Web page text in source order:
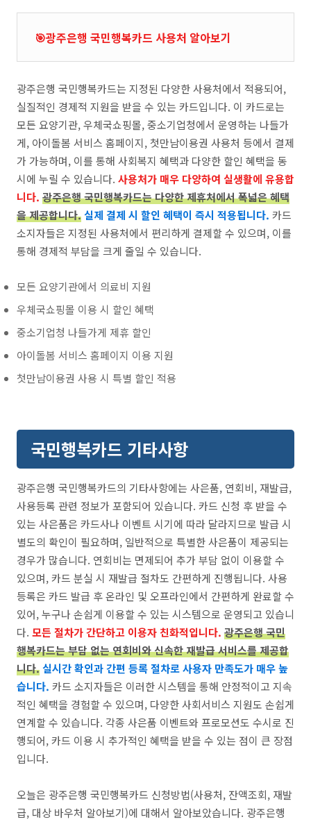
🎯광주은행 국민행복카드 사용처 알아보기
광주은행 국민행복카드는 지정된 다양한 사용처에서 적용되어,
실질적인 경제적 지원을 받을 수 있는 카드입니다. 이 카드로는
모든 요양기관, 우체국쇼핑몰, 중소기업청에서 운영하는 나들가
게, 아이돌봄 서비스 홈페이지, 첫만남이용권 사용처 등에서 결제
가 가능하며, 이를 통해 사회복지 혜택과 다양한 할인 혜택을 동
시에 누릴 수 있습니다. 사용처가 매우 다양하여 실생활에 유용합
니다. 광주은행 국민행복카드는 다양한 제휴처에서 폭넓은 혜택
을 제공합니다. 실제 결제 시 할인 혜택이 즉시 적용됩니다. 카드
소지자들은 지정된 사용처에서 편리하게 결제할 수 있으며, 이를
통해 경제적 부담을 크게 줄일 수 있습니다.
모든 요양기관에서 의료비 지원
우체국쇼핑몰 이용 시 할인 혜택
중소기업청 나들가게 제휴 할인
아이돌봄 서비스 홈페이지 이용 지원
첫만남이용권 사용 시 특별 할인 적용
국민행복카드 기타사항
광주은행 국민행복카드의 기타사항에는 사은품, 연회비, 재발급,
사용등록 관련 정보가 포함되어 있습니다. 카드 신청 후 받을 수
있는 사은품은 카드사나 이벤트 시기에 따라 달라지므로 발급 시
별도의 확인이 필요하며, 일반적으로 특별한 사은품이 제공되는
경우가 많습니다. 연회비는 면제되어 추가 부담 없이 이용할 수
있으며, 카드 분실 시 재발급 절차도 간편하게 진행됩니다. 사용
등록은 카드 발급 후 온라인 및 오프라인에서 간편하게 완료할 수
있어, 누구나 손쉽게 이용할 수 있는 시스템으로 운영되고 있습니
다. 모든 절차가 간단하고 이용자 친화적입니다. 광주은행 국민
행복카드는 부담 없는 연회비와 신속한 재발급 서비스를 제공합
니다. 실시간 확인과 간편 등록 절차로 사용자 만족도가 매우 높
습니다. 카드 소지자들은 이러한 시스템을 통해 안정적이고 지속
적인 혜택을 경험할 수 있으며, 다양한 사회서비스 지원도 손쉽게
연계할 수 있습니다. 각종 사은품 이벤트와 프로모션도 수시로 진
행되어, 카드 이용 시 추가적인 혜택을 받을 수 있는 점이 큰 장점
입니다.
오늘은 광주은행 국민행복카드 신청방법(사용처, 잔액조회, 재발
급, 대상 바우처 알아보기)에 대해서 알아보았습니다. 광주은행